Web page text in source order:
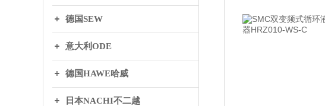
德国SEW
意大利ODE
德国HAWE哈威
日本NACHI不二越